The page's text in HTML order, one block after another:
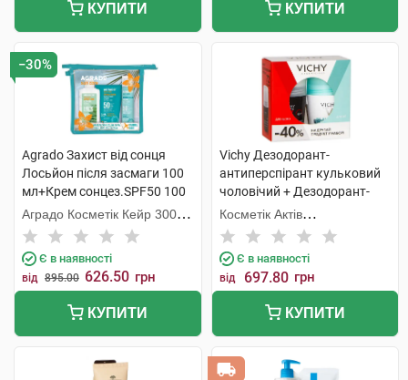
КУПИТИ КУПИТИ
−30%
Agrado Захист від сонця
Лосьйон після засмаги 100
мл+Крем сонцез.SPF50 100
мл+Міст SPF50 75
мл+косметичка 1 набір
Аградо Косметік Кейр 3000
С.Л.У.
Є в наявності
від 895.00 626.50 грн
КУПИТИ
Vichy Дезодорант-
антиперспірант кульковий
чоловічий + Дезодорант-
антипреспірант кульковий
жіночий 48 годин 1 набір
Косметік Актів
Інтернаціональ
Є в наявності
від 697.80 грн
КУПИТИ